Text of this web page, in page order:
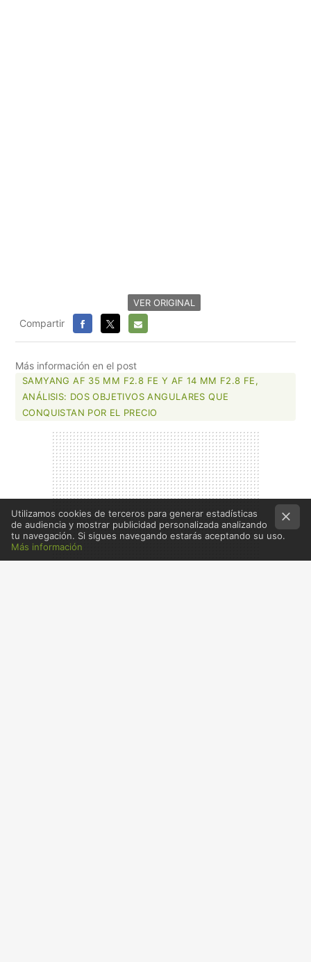
VER ORIGINAL
Compartir
FACEBOOK
X
E-
MAIL
Más información en el post
SAMYANG AF 35 MM F2.8 FE Y AF 14 MM F2.8 FE,
ANÁLISIS: DOS OBJETIVOS ANGULARES QUE
CONQUISTAN POR EL PRECIO
Utilizamos cookies de terceros para generar estadísticas
de audiencia y mostrar publicidad personalizada analizando
tu navegación. Si sigues navegando estarás aceptando su uso.
Más información